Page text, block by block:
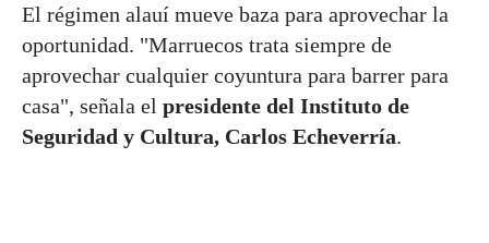
El régimen alauí mueve baza para aprovechar la
oportunidad. "Marruecos trata siempre de
aprovechar cualquier coyuntura para barrer para
casa", señala el presidente del Instituto de
Seguridad y Cultura, Carlos Echeverría.